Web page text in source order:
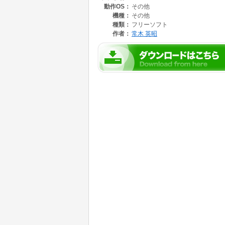
実行します。
******* 使い方 **********
1.単位の種類をリストボックスから選択する。
2.変換したい値を入力して、Enterキーか変換
(単位をつけても良い)
3.変換したい値の単位をリストボックスから選
動作OS： その他
機種： その他
種類： フリーソフト
作者： 常木 英昭